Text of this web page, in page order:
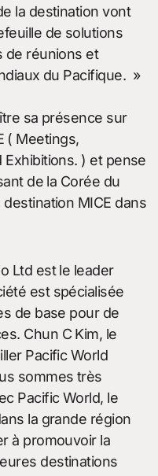
la destination vont
de solutions
de réunions et
du Pacifique. »
sa présence sur
( Meetings,
) et pense
de la Corée du
MICE dans
Ltd est le leader
est spécialisée
de base pour de
Chun C Kim, le
Pacific World
sommes très
Pacific World, le
la grande région
à promouvoir la
destinations